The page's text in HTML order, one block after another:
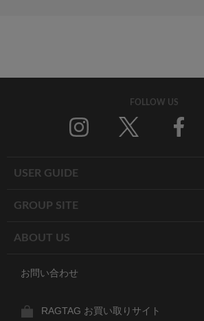
FOLLOW US
USER GUIDE
GROUP SITE
ABOUT US
お問い合わせ
RAGTAG お買い取りサイト